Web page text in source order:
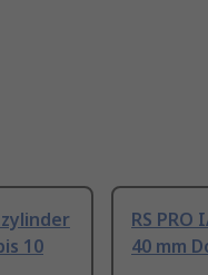
10
RS
40 mm